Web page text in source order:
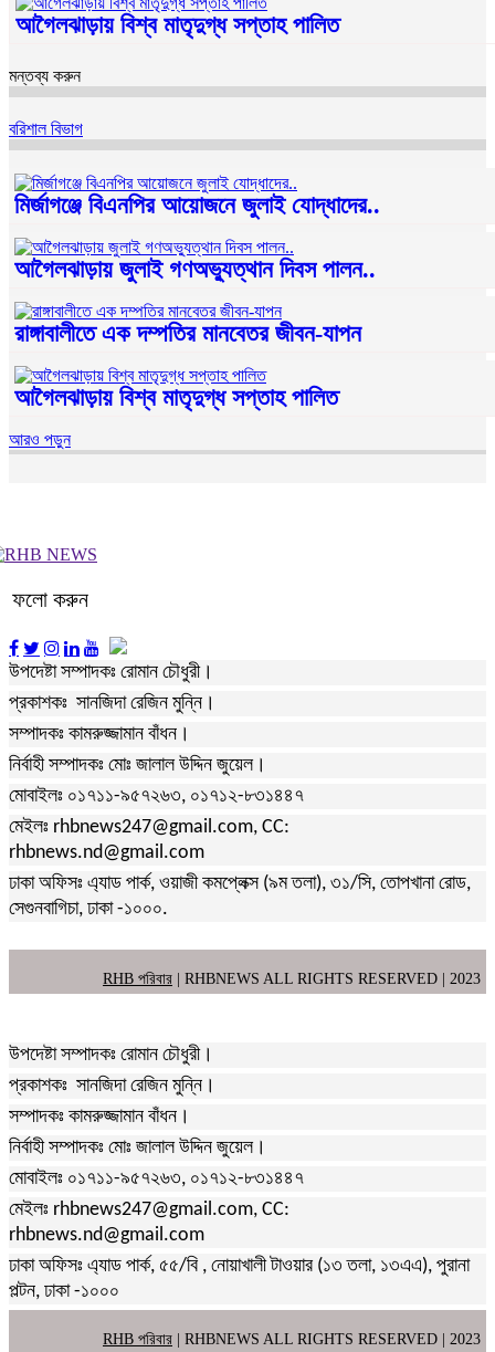
আগৈলঝাড়ায় বিশ্ব মাতৃদুগ্ধ সপ্তাহ পালিত
মন্তব্য করুন
বরিশাল বিভাগ
মির্জাগঞ্জে বিএনপির আয়োজনে জুলাই যোদ্ধাদের..
আগৈলঝাড়ায় জুলাই গণঅভ্যুত্থান দিবস পালন..
রাঙ্গাবালীতে এক দম্পতির মানবেতর জীবন-যাপন
আগৈলঝাড়ায় বিশ্ব মাতৃদুগ্ধ সপ্তাহ পালিত
আরও পড়ুন
ফলো করুন
উপদেষ্টা সম্পাদকঃ রোমান চৌধুরী।
প্রকাশকঃ সানজিদা রেজিন মুন্নি।
সম্পাদকঃ কামরুজ্জামান বাঁধন।
নির্বাহী সম্পাদকঃ মোঃ জালাল উদ্দিন জুয়েল।
মোবাইলঃ ০১৭১১-৯৫৭২৬৩, ০১৭১২-৮৩১৪৪৭
মেইলঃ rhbnews247@gmail.com, CC:
rhbnews.nd@gmail.com
ঢাকা অফিসঃ এ্যাড পার্ক, ওয়াজী কমপ্লেক্স (৯ম তলা), ৩১/সি, তোপখানা রোড,
সেগুনবাগিচা, ঢাকা -১০০০.
RHB পরিবার | RHBNEWS ALL RIGHTS RESERVED | 2023
উপদেষ্টা সম্পাদকঃ রোমান চৌধুরী।
প্রকাশকঃ সানজিদা রেজিন মুন্নি।
সম্পাদকঃ কামরুজ্জামান বাঁধন।
নির্বাহী সম্পাদকঃ মোঃ জালাল উদ্দিন জুয়েল।
মোবাইলঃ ০১৭১১-৯৫৭২৬৩, ০১৭১২-৮৩১৪৪৭
মেইলঃ rhbnews247@gmail.com, CC:
rhbnews.nd@gmail.com
ঢাকা অফিসঃ এ্যাড পার্ক, ৫৫/বি , নোয়াখালী টাওয়ার (১৩ তলা, ১৩এএ), পুরানা
পল্টন, ঢাকা -১০০০
RHB পরিবার | RHBNEWS ALL RIGHTS RESERVED | 2023